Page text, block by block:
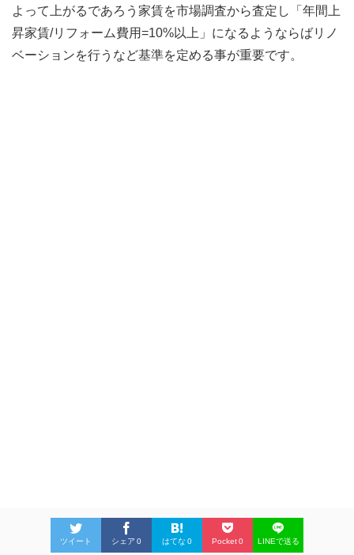
よって上がるであろう家賃を市場調査から査定し「年間上
昇家賃/リフォーム費用=10%以上」になるようならばリノ
ベーションを行うなど基準を定める事が重要です。
ツイート シェア 0 はてな 0 Pocket0 LINEで送る